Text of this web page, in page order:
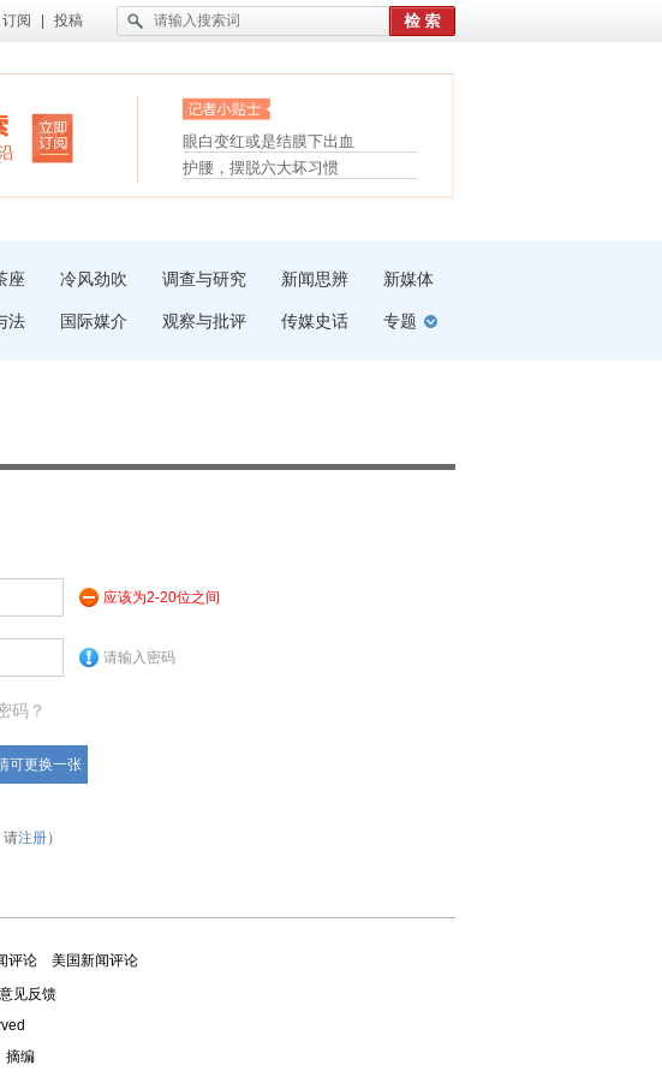
订阅 投稿
眼白变红或是结膜下出血
“枝桠”“树桠”宜写成“枝...
夏天缓解疲劳有三招
护腰，摆脱六大坏习惯
受伤了冰敷还是热敷
座 冷风劲吹 调查与研究 新闻思辨 新媒体
法 国际媒介 观察与批评 传媒史话 专题
应该为2-20位之间
请输入密码
码？
可更换一张
请注册）
评论
美国新闻评论
意见反馈
摘编